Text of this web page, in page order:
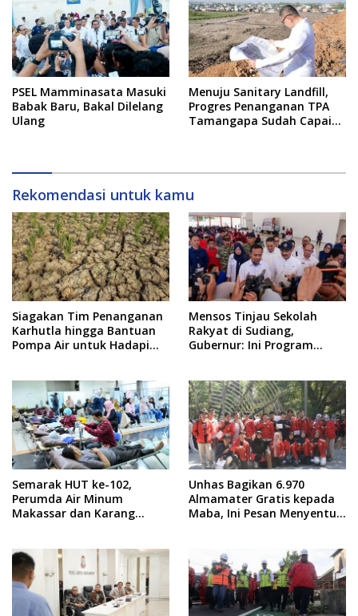
PSEL Mamminasata Masuki
Babak Baru, Bakal Dilelang
Ulang
Menuju Sanitary Landfill,
Progres Penanganan TPA
Tamangapa Sudah Capai
Rekomendasi untuk kamu
Siagakan Tim Penanganan
Karhutla hingga Bantuan
Pompa Air untuk Hadapi
Mensos Tinjau Sekolah
Rakyat di Sudiang,
Gubernur: Ini Program
Semarak HUT ke-102,
Perumda Air Minum
Makassar dan Karang
Unhas Bagikan 6.970
Almamater Gratis kepada
Maba, Ini Pesan Menyentuh